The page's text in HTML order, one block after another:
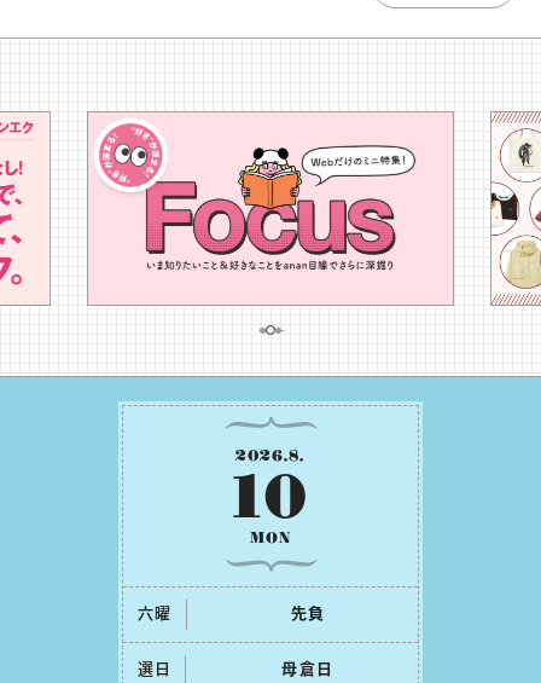
2026.8.
10
MON
六曜 先負
選日 ⺟倉⽇